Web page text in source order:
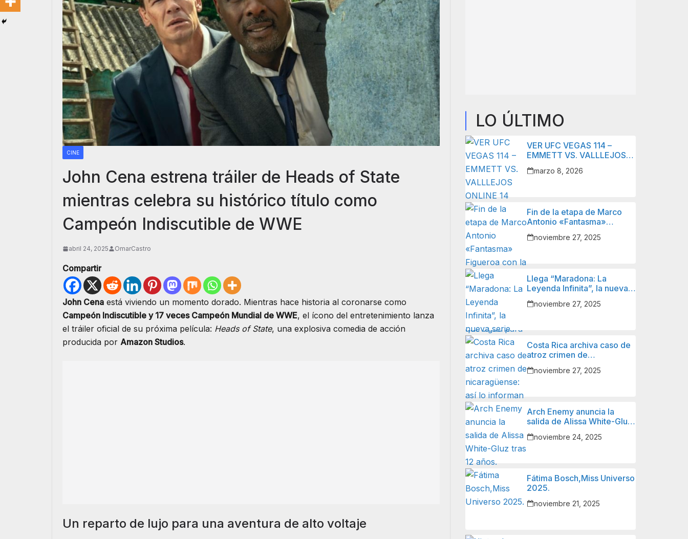
CINE
John Cena estrena tráiler de Heads of State
mientras celebra su histórico título como
Campeón Indiscutible de WWE
abril 24, 2025 OmarCastro
Compartir
John Cena está viviendo un momento dorado. Mientras hace historia al coronarse como
Campeón Indiscutible y 17 veces Campeón Mundial de WWE, el ícono del entretenimiento lanza
el tráiler oficial de su próxima película: Heads of State, una explosiva comedia de acción
producida por Amazon Studios.
Un reparto de lujo para una aventura de alto voltaje
LO ÚLTIMO
VER UFC VEGAS 114 –
EMMETT VS. VALLLEJOS
ONLINE 14 MARZO 2026 –
LIVE STREAM
marzo 8, 2026
Fin de la etapa de Marco
Antonio «Fantasma»
Figueroa con la Selección
Nacional de Fútbol de
noviembre 27, 2025
Llega “Maradona: La
Leyenda Infinita”, la nueva
serie animada sobre el
ícono del fútbol mundial.
noviembre 27, 2025
Costa Rica archiva caso de
atroz crimen de
nicaragüense: así lo
informan autoridades y
noviembre 27, 2025
Arch Enemy anuncia la
salida de Alissa White-Gluz
tras 12 años.
noviembre 24, 2025
Fátima Bosch,Miss Universo
2025.
noviembre 21, 2025